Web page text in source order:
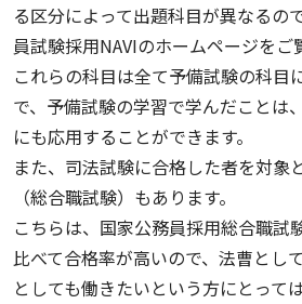
る区分によって出題科目が異なるの
員試験採用NAVIのホームページをご
これらの科目は全て予備試験の科目
で、予備試験の学習で学んだことは
にも応用することができます。
また、司法試験に合格した者を対象
（総合職試験）もあります。
こちらは、国家公務員採用総合職試
比べて合格率が高いので、法曹とし
としても働きたいという方にとって